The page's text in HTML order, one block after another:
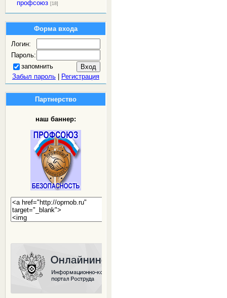
профсоюз [18]
Форма входа
Логин:
Пароль:
запомнить
Забыл пароль| Регистрация
Партнерство
наш баннер: